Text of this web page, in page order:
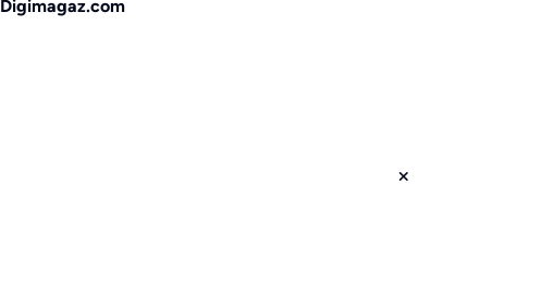
Digimagaz.com